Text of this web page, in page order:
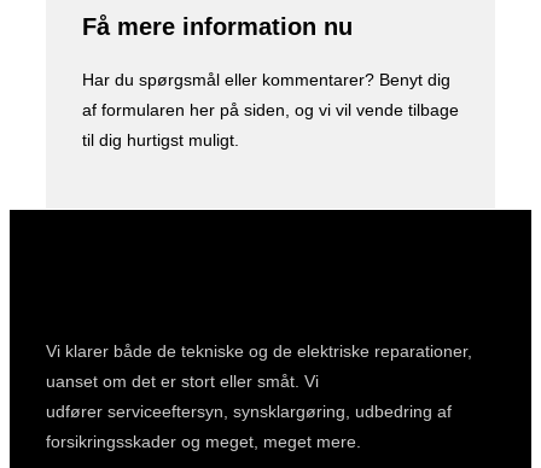
Få mere information nu
Har du spørgsmål eller kommentarer? Benyt dig
af formularen her på siden, og vi vil vende tilbage
til dig hurtigst muligt.
Vi klarer både de tekniske og de elektriske reparationer,
uanset om det er stort eller småt. Vi
udfører serviceeftersyn, synsklargøring, udbedring af
forsikringsskader og meget, meget mere.